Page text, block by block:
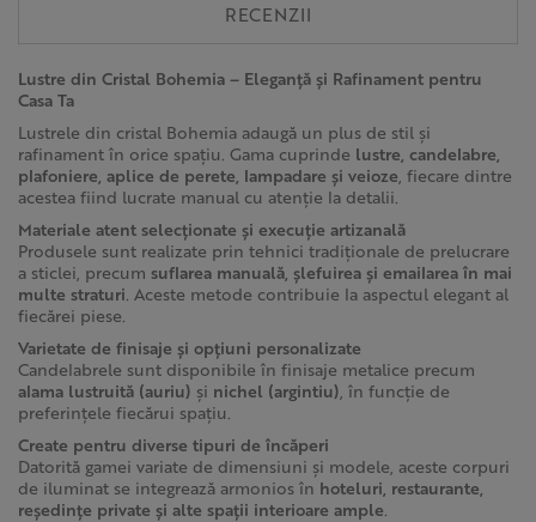
RECENZII
Lustre din Cristal Bohemia – Eleganță și Rafinament pentru
Casa Ta
Lustrele din cristal Bohemia adaugă un plus de stil și
rafinament în orice spațiu. Gama cuprinde lustre, candelabre,
plafoniere, aplice de perete, lampadare și veioze , fiecare dintre
acestea fiind lucrate manual cu atenție la detalii.
Materiale atent selecționate și execuție artizanală
Produsele sunt realizate prin tehnici tradiționale de prelucrare
a sticlei, precum suflarea manuală, șlefuirea și emailarea în mai
multe straturi . Aceste metode contribuie la aspectul elegant al
fiecărei piese.
Varietate de finisaje și opțiuni personalizate
Candelabrele sunt disponibile în finisaje metalice precum
alama lustruită (auriu) și nichel (argintiu) , în funcție de
preferințele fiecărui spațiu.
Create pentru diverse tipuri de încăperi
Datorită gamei variate de dimensiuni și modele, aceste corpuri
de iluminat se integrează armonios în hoteluri, restaurante,
reședințe private și alte spații interioare ample